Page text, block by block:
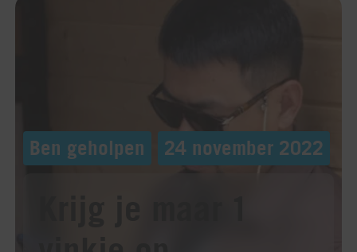
Ben geholpen 24 november 2022